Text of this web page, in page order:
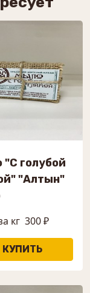
"С голубой
"Алтын"
кг 300 ₽